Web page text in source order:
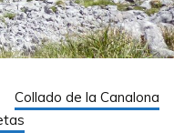
Collado de la Canalona